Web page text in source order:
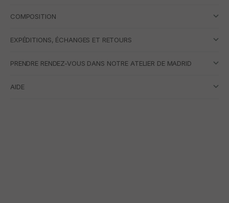
COMPOSITION
EXPÉDITIONS, ÉCHANGES ET RETOURS
PRENDRE RENDEZ-VOUS DANS NOTRE ATELIER DE MADRID
AIDE